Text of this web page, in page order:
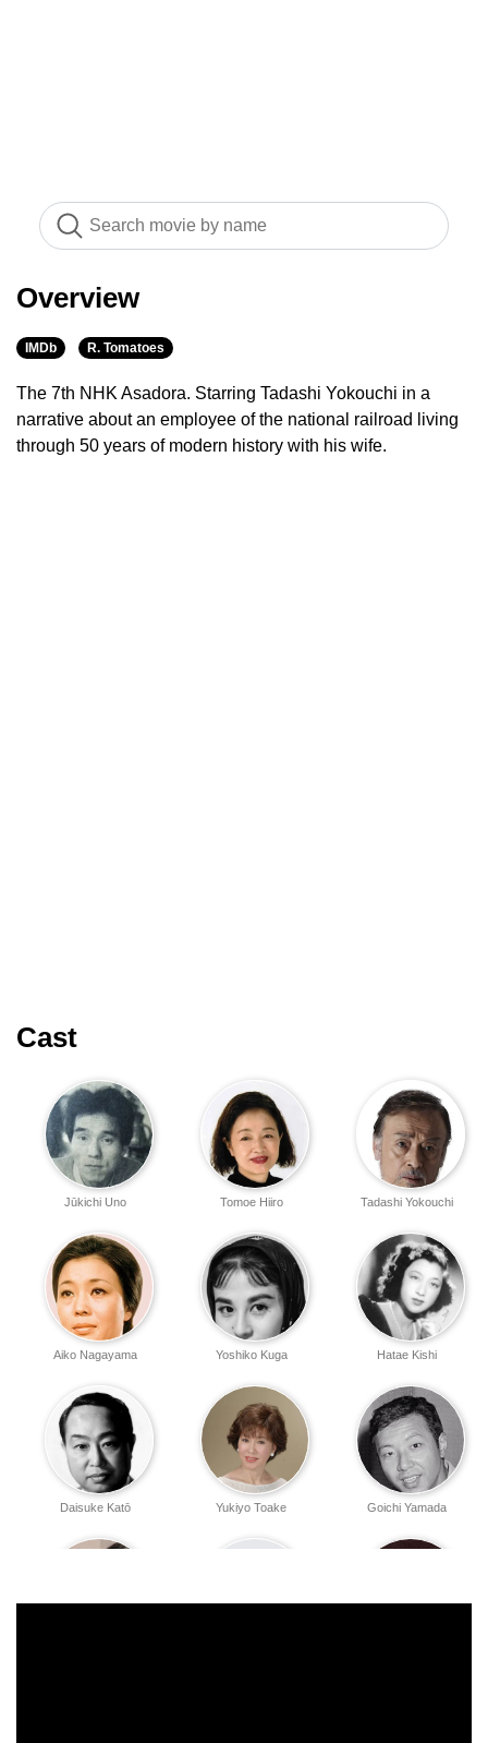
Overview
IMDb R. Tomatoes
The 7th NHK Asadora. Starring Tadashi Yokouchi in a
narrative about an employee of the national railroad living
through 50 years of modern history with his wife.
Cast
Tadashi Yokouchi
Tomoe Hiiro
Jūkichi Uno
Hatae Kishi
Yoshiko Kuga
Aiko Nagayama
Goichi Yamada
Yukiyo Toake
Daisuke Katō